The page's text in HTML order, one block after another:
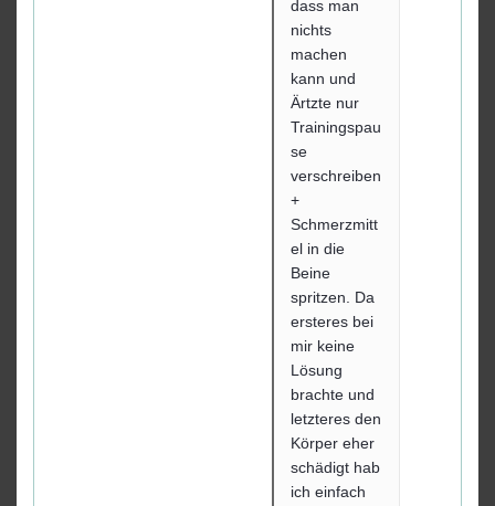
dass man
nichts
machen
kann und
Ärtzte nur
Trainingspau
se
verschreiben
+
Schmerzmitt
el in die
Beine
spritzen. Da
ersteres bei
mir keine
Lösung
brachte und
letzteres den
Körper eher
schädigt hab
ich einfach